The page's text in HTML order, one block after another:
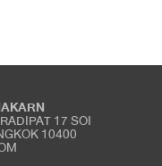
17 SOI
10400